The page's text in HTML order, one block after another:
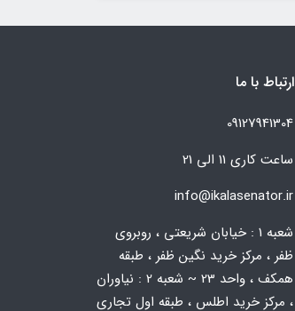
ارتباط با ما
09127941304
ساعت کاری 11 الی 21
info@ikalasenator.ir
شعبه 1 : خیابان شریعتی ، روبروی
ظفر ، مرکز خرید نگین ظفر ، طبقه
همکف ، واحد 23 ~ شعبه 2 : نیاوران
، مرکز خرید اطلس ، طبقه اول تجاری